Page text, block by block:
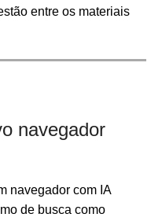
entre os materiais
navegador
navegador com IA
de busca como